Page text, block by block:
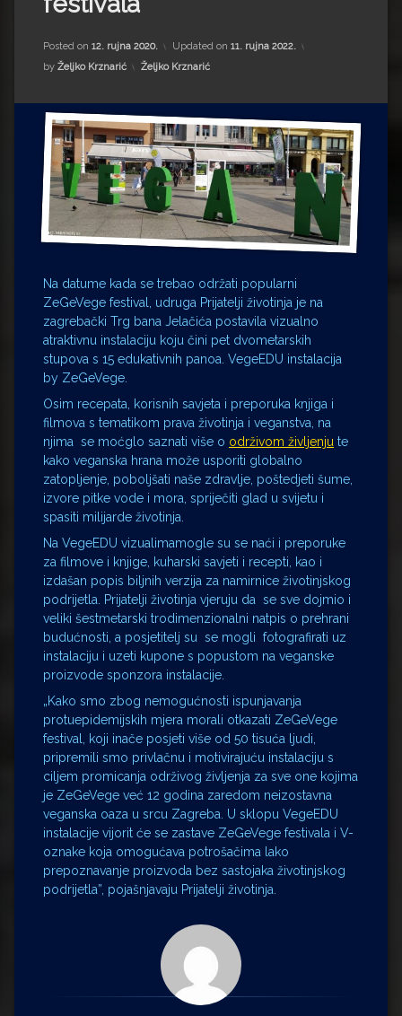
Impressum
Milenko Strižak
Drugi autori
Drugi autori
Ljiljana Lekanić-Kljaić
Željko Krznarić
Mario Lovreković
Posted on 12. rujna 2020. Updated on 11. rujna 2022.
by Željko Krznarić Kategorije:
Željko Krznarić
Na datume kada se trebao održati popularni
ZeGeVege festival, udruga Prijatelji životinja je na
zagrebački Trg bana Jelačića postavila vizualno
atraktivnu instalaciju koju čini pet dvometarskih
stupova s 15 edukativnih panoa. VegeEDU instalacija
by ZeGeVege.
Osim recepata, korisnih savjeta i preporuka knjiga i
filmova s tematikom prava životinja i veganstva, na
njima se moćglo saznati više o održivom življenju te
kako veganska hrana može usporiti globalno
zatopljenje, poboljšati naše zdravlje, poštedjeti šume,
izvore pitke vode i mora, spriječiti glad u svijetu i
spasiti milijarde životinja.
Na VegeEDU vizualimamogle su se naći i preporuke
za filmove i knjige, kuharski savjeti i recepti, kao i
izdašan popis biljnih verzija za namirnice životinjskog
podrijetla. Prijatelji životinja vjeruju da se sve dojmio i
veliki šestmetarski trodimenzionalni natpis o prehrani
budućnosti, a posjetitelj su se mogli fotografirati uz
instalaciju i uzeti kupone s popustom na veganske
proizvode sponzora instalacije.
„Kako smo zbog nemogućnosti ispunjavanja
protuepidemijskih mjera morali otkazati ZeGeVege
festival, koji inače posjeti više od 50 tisuća ljudi,
pripremili smo privlačnu i motivirajuću instalaciju s
ciljem promicanja održivog življenja za sve one kojima
je ZeGeVege već 12 godina zaredom neizostavna
veganska oaza u srcu Zagreba. U sklopu VegeEDU
instalacije vijorit će se zastave ZeGeVege festivala i V-
oznake koja omogućava potrošačima lako
prepoznavanje proizvoda bez sastojaka životinjskog
podrijetla”, pojašnjavaju Prijatelji životinja.